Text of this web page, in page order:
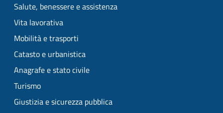
Salute, benessere e assistenza
Vita lavorativa
Mobilità e trasporti
Catasto e urbanistica
Anagrafe e stato civile
Turismo
Giustizia e sicurezza pubblica